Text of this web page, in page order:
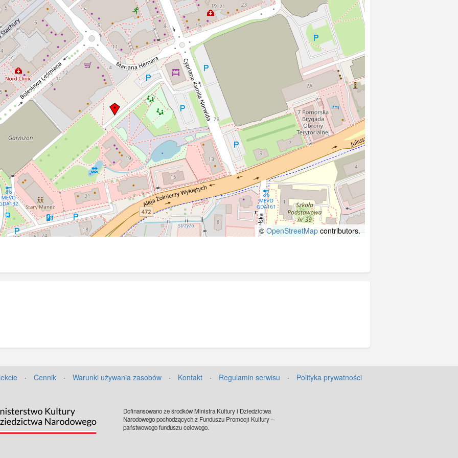
©OpenStreetMap contributors.
· Cennik · Warunki używania zasobów · Kontakt · Regulamin serwisu · Polityka prywatności
Dofinansowano ze środków Ministra Kultury i Dziedzictwa
Narodowego pochodzących z Funduszu Promocji Kultury –
państwowego funduszu celowego.